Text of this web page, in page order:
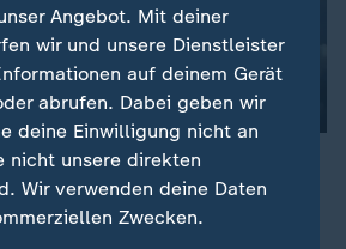
vulkanischen Explosion am
verletzt worden. Sie wurden
Fels- und Glutteilen getroffen,
Angebot. Mit deiner
wir und unsere Dienstleister
auf deinem Gerät
abrufen. Dabei geben wir
deine Einwilligung nicht an
nicht unsere direkten
Wir verwenden deine Daten
Zwecken.